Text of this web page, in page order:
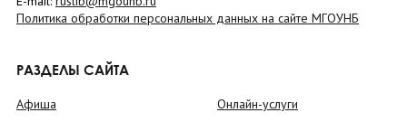
Политика обработки персональных данных на сайте МГОУНБ
РАЗДЕЛЫ САЙТА
Афиша
Онлайн-услуги